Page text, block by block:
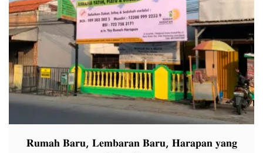
𝐑𝐮𝐦𝐚𝐡 𝐁𝐚𝐫𝐮, 𝐋𝐞𝐦𝐛𝐚𝐫𝐚𝐧 𝐁𝐚𝐫𝐮, 𝐇𝐚𝐫𝐚𝐩𝐚𝐧 𝐲𝐚𝐧𝐠